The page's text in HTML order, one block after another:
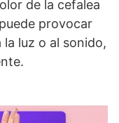
de la cefalea
provocar
luz o al sonido,